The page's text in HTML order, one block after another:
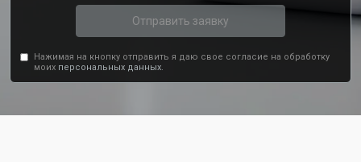
Отправить заявку
Нажимая на кнопку отправить я даю свое согласие на обработку
моих персональных данных.